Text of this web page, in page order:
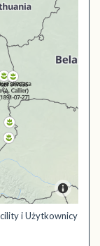
i Użytkownicy